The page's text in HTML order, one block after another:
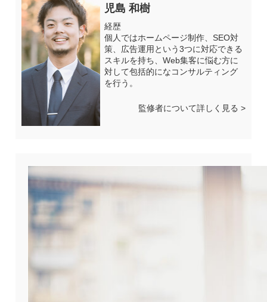
児島 和樹
経歴
個人ではホームページ制作、SEO対
策、広告運用という3つに対応できる
スキルを持ち、Web集客に悩む方に
対して包括的になコンサルティング
を行う。
監修者について詳しく見る >